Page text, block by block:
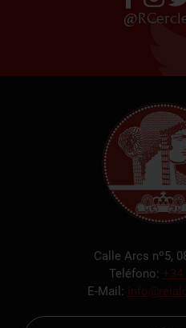
Calle Arcs nº5,
Teléfono: +34
E-Mail: